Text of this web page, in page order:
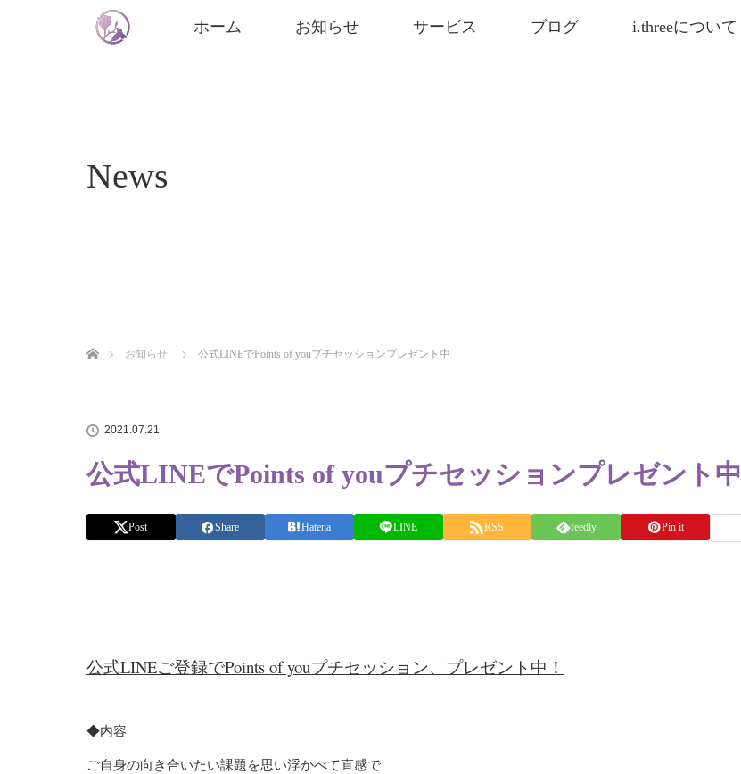
ホーム お知らせ サービス ブログ i.threeについて
News
お知らせ
公式LINEでPoints of youプチセッションプレゼント中
2021.07.21
公式LINEでPoints of youプチセッションプレゼント中
Post Share Hatena LINE RSS feedly Pin it
公式LINEご登録でPoints of youプチセッション、プレゼント中！
◆内容
ご自身の向き合いたい課題を思い浮かべて直感で